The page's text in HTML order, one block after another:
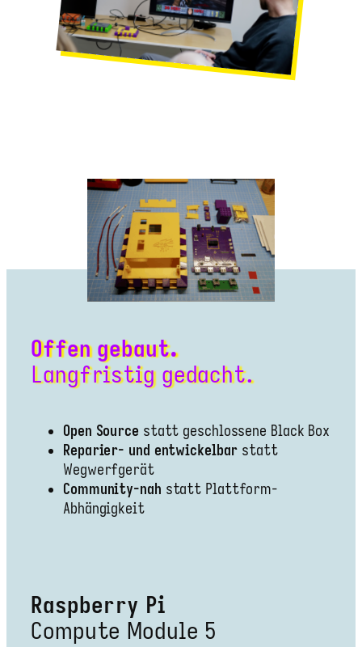
Offen gebaut.
Langfristig gedacht.
Open Source statt geschlossene Black Box
Reparier- und entwickelbar statt
Wegwerfgerät
Community-nah statt Plattform-
Abhängigkeit
Raspberry Pi
Compute Module 5